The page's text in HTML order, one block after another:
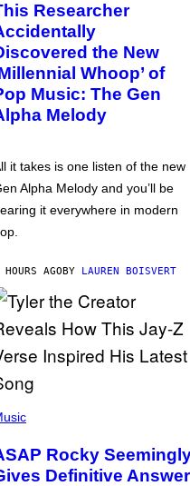
Researcher
the New
Whoop’ of
Music: The Gen
Melody
it takes is one listen of the new
Alpha Melody and you’ll be
it everywhere in modern
AGOBY LAUREN BOISVERT
Rocky
Definitive Answer